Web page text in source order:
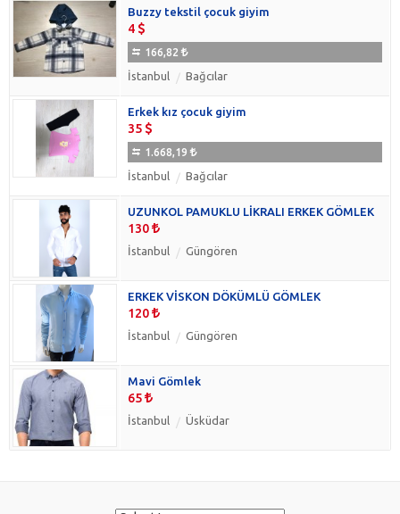
Buzzy tekstil çocuk giyim
4
166,82
İstanbul Bağcılar
Erkek kız çocuk giyim
35
1.668,19
İstanbul Bağcılar
UZUNKOL PAMUKLU LİKRALI ERKEK GÖMLEK
130
İstanbul Güngören
ERKEK VİSKON DÖKÜMLÜ GÖMLEK
120
İstanbul Güngören
Mavi Gömlek
65
İstanbul Üsküdar